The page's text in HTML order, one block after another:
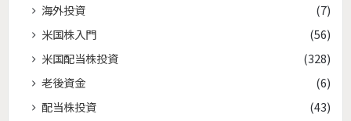
海外投資
(7)
米国株入門
(56)
米国配当株投資
(328)
老後資金
(6)
配当株投資
(43)